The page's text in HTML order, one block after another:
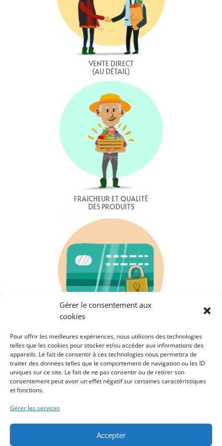
Gérer le consentement aux
cookies
Pour offrir les meilleures expériences, nous utilisons des technologies
telles que les cookies pour stocker et/ou accéder aux informations des
appareils. Le fait de consentir à ces technologies nous permettra de
traiter des données telles que le comportement de navigation ou les ID
uniques sur ce site. Le fait de ne pas consentir ou de retirer son
consentement peut avoir un effet négatif sur certaines caractéristiques
et fonctions.
Gérer les services
Accepter
VENTE DIRECT
(AU DÉTAIL)
FRAICHEUR ET QUALITÉ
DES PRODUITS
PAIEMENT SÉCURISÉ
Contact
Infos pratiques
Mentions légales
Conditions
générales de vente
Politique de
Mon compte